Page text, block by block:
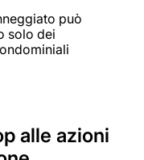
può
solo dei
alle azioni